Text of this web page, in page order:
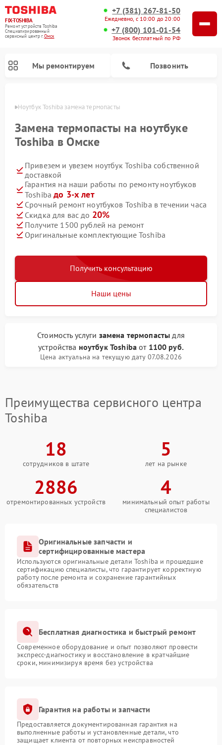
FIX-TOSHIBA
Ремонт устройств Toshiba
Специализированный
cервисный центр г.Омск
+7 (381) 267-81-50
Ежедневно, с 10:00 до 20:00
+7 (800) 101-01-54
Звонок бесплатный по РФ
Мы ремонтируем Позвонить
Ноутбук Toshiba замена термопасты
Замена термопасты на ноутбуке
Toshiba в Омске
Привезем и увезем ноутбук Toshiba собственной
доставкой
Гарантия на наши работы по ремонту ноутбуков
Toshibaдо 3-х лет
Срочный ремонт ноутбуков Toshiba в течении часа
Скидка для вас до 20%
Получите 1500 рублей на ремонт
Оригинальные комплектующие Toshiba
Получить консультацию
Наши цены
Стоимость услуги замена термопасты для
устройства ноутбук Toshibaот 1100 руб.
Цена актуальна на текущую дату 07.08.2026
Преимущества сервисного центра
Toshiba
18
сотрудников в штате
5
лет на рынке
2886
отремонтированных устройств
4
минимальный опыт работы
специалистов
Оригинальные запчасти и
сертифицированные мастера
Используются оригинальные детали Toshiba и прошедшие
сертификацию специалисты, что гарантирует корректную
работу после ремонта и сохранение гарантийных
обязательств
Бесплатная диагностика и быстрый ремонт
Современное оборудование и опыт позволяют провести
экспресс-диагностику и восстановление в кратчайшие
сроки, минимизируя время без устройства
Гарантия на работы и запчасти
Предоставляется документированная гарантия на
выполненные работы и установленные детали, что
защищает клиента от повторных неисправностей